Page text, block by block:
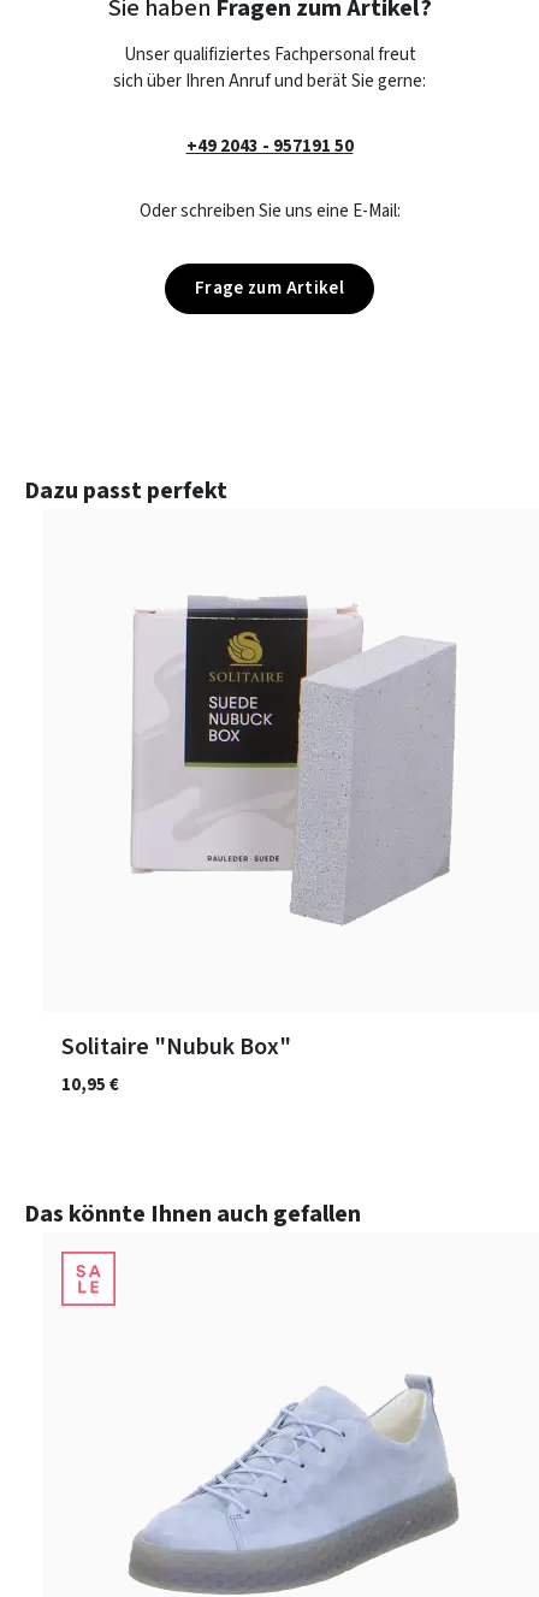
Sie haben Fragen zum Artikel?
Unser qualifiziertes Fachpersonal freut
sich über Ihren Anruf und berät Sie gerne:
+49 2043 - 957191 50
Oder schreiben Sie uns eine E-Mail:
Frage zum Artikel
Produktgalerie überspringen
Dazu passt perfekt
Solitaire "Nubuk Box"
10,95 €
Produktgalerie überspringen
Das könnte Ihnen auch gefallen